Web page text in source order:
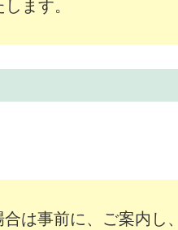
ます。
は事前に、ご案内し